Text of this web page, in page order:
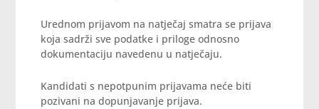
Urednom prijavom na natječaj smatra se prijava
koja sadrži sve podatke i priloge odnosno
dokumentaciju navedenu u natječaju.
Kandidati s nepotpunim prijavama neće biti
pozivani na dopunjavanje prijava.